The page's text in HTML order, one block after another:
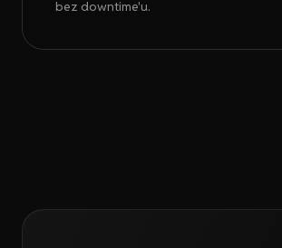
bez downtime'u.